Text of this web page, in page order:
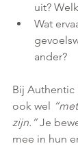
uit?
Wat
ander?
Bij Authentic
ook wel
zijn.” Je
mee in hun